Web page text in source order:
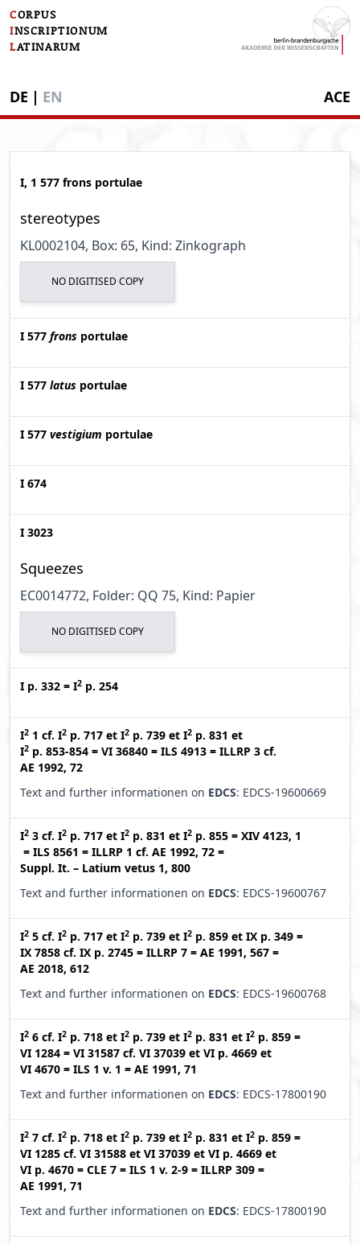
CORPUS
INSCRIPTIONUM
LATINARUM
DE | EN ACE
I, 1 577 frons portulae
stereotypes
KL0002104, Box: 65, Kind: Zinkograph
NO DIGITISED COPY
I 577 frons portulae
I 577 latus portulae
I 577 vestigium portulae
I 674
I 3023
Squeezes
EC0014772, Folder: QQ 75, Kind: Papier
NO DIGITISED COPY
I p. 332 = I2 p. 254
I2 1 cf. I2 p. 717 et I2 p. 739 et I2 p. 831 et
I2 p. 853-854 = VI 36840 = ILS 4913 = ILLRP 3 cf.
AE 1992, 72
Text and further informationen on EDCS: EDCS-19600669
I2 3 cf. I2 p. 717 et I2 p. 831 et I2 p. 855 = XIV 4123, 1
= ILS 8561 = ILLRP 1 cf. AE 1992, 72 =
Suppl. It. – Latium vetus 1, 800
Text and further informationen on EDCS: EDCS-19600767
I2 5 cf. I2 p. 717 et I2 p. 739 et I2 p. 859 et IX p. 349 =
IX 7858 cf. IX p. 2745 = ILLRP 7 = AE 1991, 567 =
AE 2018, 612
Text and further informationen on EDCS: EDCS-19600768
I2 6 cf. I2 p. 718 et I2 p. 739 et I2 p. 831 et I2 p. 859 =
VI 1284 = VI 31587 cf. VI 37039 et VI p. 4669 et
VI 4670 = ILS 1 v. 1 = AE 1991, 71
Text and further informationen on EDCS: EDCS-17800190
I2 7 cf. I2 p. 718 et I2 p. 739 et I2 p. 831 et I2 p. 859 =
VI 1285 cf. VI 31588 et VI 37039 et VI p. 4669 et
VI p. 4670 = CLE 7 = ILS 1 v. 2-9 = ILLRP 309 =
AE 1991, 71
Text and further informationen on EDCS: EDCS-17800190